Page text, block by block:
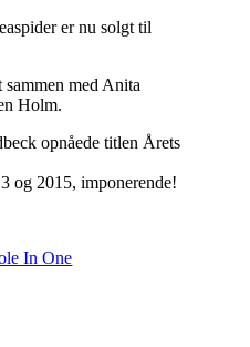
er nu solgt til
med Anita
Holm.
opnåede titlen Årets
og 2015, imponerende!
In One